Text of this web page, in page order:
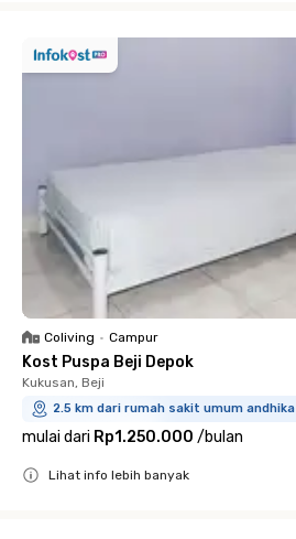
Coliving • Campur
Kost Puspa Beji Depok
Kukusan, Beji
2.5 km dari rumah sakit umum andhika
mulai dari Rp1.250.000 /bulan
Lihat info lebih banyak